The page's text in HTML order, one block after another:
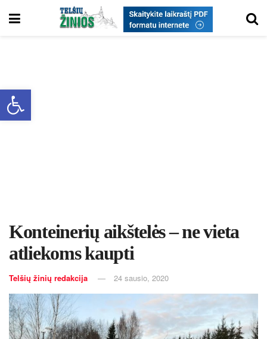
Open toolbar
Konteinerių aikštelės – ne vieta
atliekoms kaupti
Telšių žinių redakcija 24 sausio, 2020